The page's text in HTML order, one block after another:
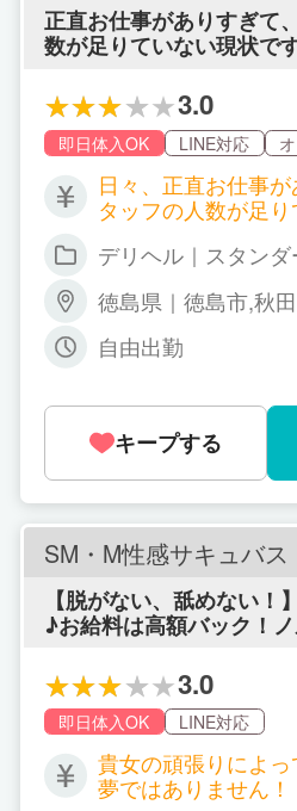
正直お仕事がありすぎて
数が足りていない現状で
致します。
3.0
即日体入OK LINE対応
日々、正直お仕事
タッフの人数が足
時に稼ぎたい女の子
仕事の圧倒的な本数
が、いやすさ、自由
られる環境に素でい
全てにお給料お持
定でさせていただ
もって気軽にお問
ております。 「お給料お持ち帰りプラ
ン！！」 (例) ◎2日
日分のお給料全て
4日間体験入店の場
お持ち帰れます！
場合3日分のお給料
す！！ ◎8日間体験
間体験入店の場合5
持ち帰れます！！
場合6日分のお給料
す！！ ◎14日間体
お給料全てお持ち
デリヘル｜スタンダ
徳島県｜徳島市,秋
キープする
SM・M性感サキュバス
【脱がない、舐めない！
♪お給料は高額バック！
3.0
即日体入OK LINE対応
貴女の頑張りによ
夢ではありません！！ 面談時にア